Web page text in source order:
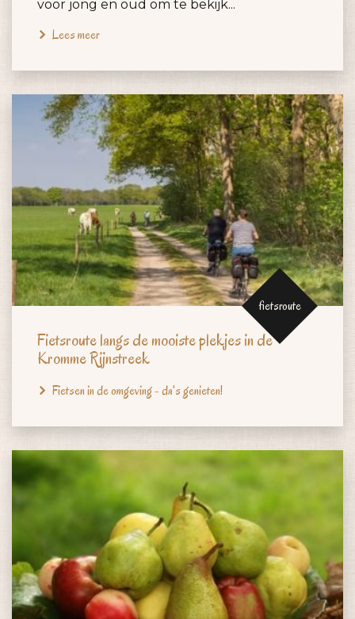
voor jong en oud om te bekijk...
Lees meer
fietsroute
Fietsroute langs de mooiste plekjes in de
Kromme Rijnstreek
Fietsen in de omgeving - da's genieten!